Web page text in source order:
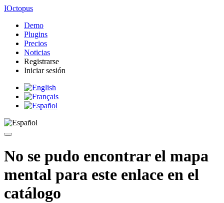
IOctopus
Demo
Plugins
Precios
Noticias
Registrarse
Iniciar sesión
No se pudo encontrar el mapa
mental para este enlace en el
catálogo